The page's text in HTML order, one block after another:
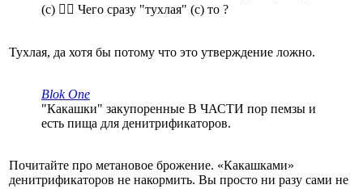
(с) 🤦‍♂️ Чего сразу "тухлая" (с) то ?
Тухлая, да хотя бы потому что это утверждение ложно.
Blok One
"Какашки" закупоренные В ЧАСТИ пор пемзы и
есть пища для денитрификаторов.
Почитайте про метановое брожение. «Какашками»
денитрификаторов не накормить. Вы просто ни разу сами не